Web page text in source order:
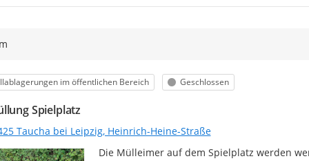
im öffentlichen Bereich Status
Geschlossen
Spielplatz
Taucha bei Leipzig, Heinrich-Heine-Straße
Die Mülleimer auf dem Spielplatz werden